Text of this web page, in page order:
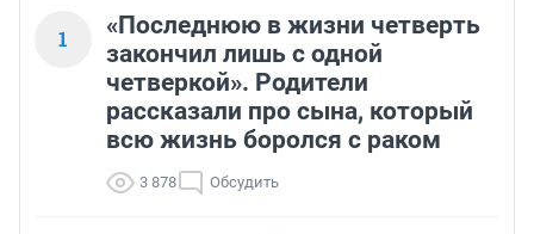
1
«Последнюю в жизни четверть
закончил лишь с одной
четверкой». Родители
рассказали про сына, который
всю жизнь боролся с раком
3 878 Обсудить